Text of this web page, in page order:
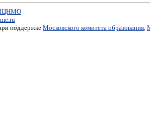
поддержке Московского комитета образования,